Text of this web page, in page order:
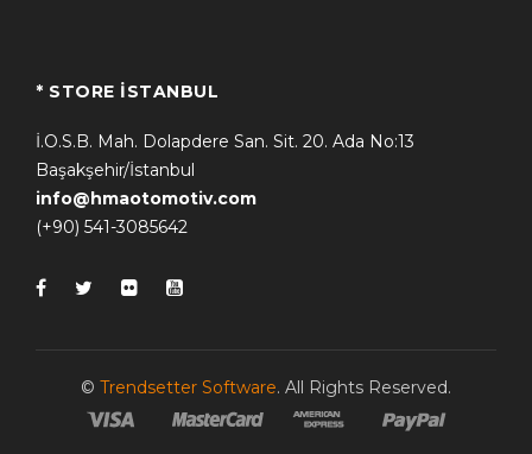
* STORE İSTANBUL
İ.O.S.B. Mah. Dolapdere San. Sit. 20. Ada No:13
Başakşehir/İstanbul
info@hmaotomotiv.com
(+90) 541-3085642
© Trendsetter Software. All Rights Reserved.